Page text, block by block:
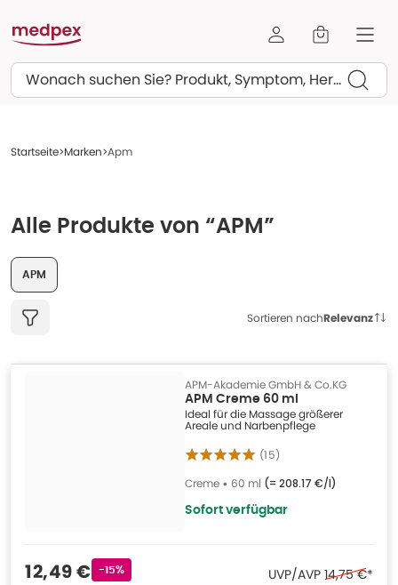
Suchen
Startseite Marken Apm
Alle Produkte von “APM”
APM
Sortieren nachRelevanz
APM-Akademie GmbH & Co.KG
APM Creme 60 ml
Ideal für die Massage größerer
Areale und Narbenpflege
(15)
Creme • 60 ml (= 208.17 €/l)
Sofort verfügbar
Verkaufspreis
12,49 € Rabattstempel
-15% UVP/AVP Ehemaliger
14,75 €*